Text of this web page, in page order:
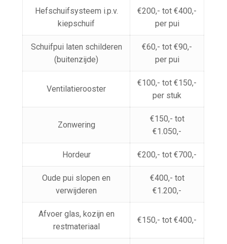
Hefschuifsysteem i.p.v.
kiepschuif
€200,- tot €400,-
per pui
Schuifpui laten schilderen
(buitenzijde)
€60,- tot €90,-
per pui
Ventilatierooster
€100,- tot €150,-
per stuk
Zonwering
€150,- tot
€1.050,-
Hordeur €200,- tot €700,-
Oude pui slopen en
verwijderen
€400,- tot
€1.200,-
Afvoer glas, kozijn en
restmateriaal
€150,- tot €400,-